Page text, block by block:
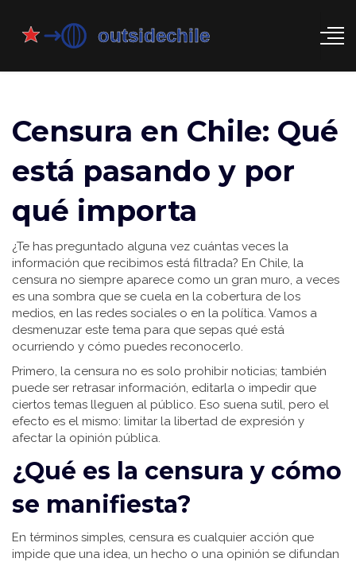
Censura en Chile: Qué
está pasando y por
qué importa
¿Te has preguntado alguna vez cuántas veces la
información que recibimos está filtrada? En Chile, la
censura no siempre aparece como un gran muro, a veces
es una sombra que se cuela en la cobertura de los
medios, en las redes sociales o en la política. Vamos a
desmenuzar este tema para que sepas qué está
ocurriendo y cómo puedes reconocerlo.
Primero, la censura no es solo prohibir noticias; también
puede ser retrasar información, editarla o impedir que
ciertos temas lleguen al público. Eso suena sutil, pero el
efecto es el mismo: limitar la libertad de expresión y
afectar la opinión pública.
¿Qué es la censura y cómo
se manifiesta?
En términos simples, censura es cualquier acción que
impide que una idea, un hecho o una opinión se difundan